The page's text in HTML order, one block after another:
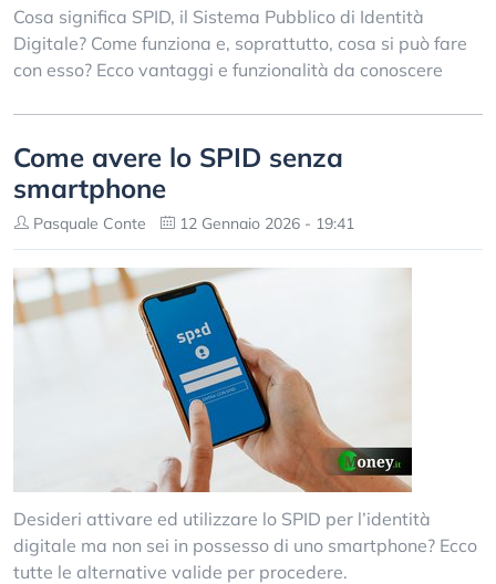
Cosa significa SPID, il Sistema Pubblico di Identità
Digitale? Come funziona e, soprattutto, cosa si può fare
con esso? Ecco vantaggi e funzionalità da conoscere
Come avere lo SPID senza
smartphone
Pasquale Conte 12 Gennaio 2026 - 19:41
Desideri attivare ed utilizzare lo SPID per l’identità
digitale ma non sei in possesso di uno smartphone? Ecco
tutte le alternative valide per procedere.